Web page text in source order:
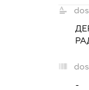
-